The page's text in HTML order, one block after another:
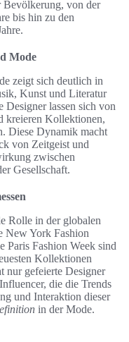
Bevölkerung, von der
bis hin zu den
Mode
zeigt sich deutlich in
Kunst und Literatur
lassen sich von
kreieren Kollektionen,
Diese Dynamik macht
von Zeitgeist und
zwischen
Gesellschaft.
Rolle in der globalen
New York Fashion
Paris Fashion Week sind
Kollektionen
nur gefeierte Designer
die die Trends
und Interaktion dieser
in der Mode.